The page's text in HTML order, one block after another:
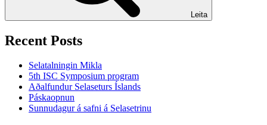
Leita
Recent Posts
Selatalningin Mikla
5th ISC Symposium program
Aðalfundur Selaseturs Íslands
Páskaopnun
Sunnudagur á safni á Selasetrinu